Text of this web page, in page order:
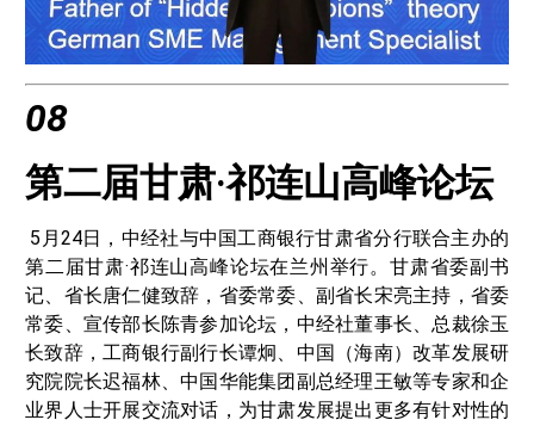
08
第二届甘肃·祁连山高峰论坛
5月24日，中经社与中国工商银行甘肃省分行联合主办的
第二届甘肃·祁连山高峰论坛在兰州举行。甘肃省委副书
记、省长唐仁健致辞，省委常委、副省长宋亮主持，省委
常委、宣传部长陈青参加论坛，中经社董事长、总裁徐玉
长致辞，工商银行副行长谭炯、中国（海南）改革发展研
究院院长迟福林、中国华能集团副总经理王敏等专家和企
业界人士开展交流对话，为甘肃发展提出更多有针对性的